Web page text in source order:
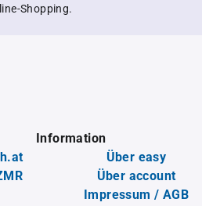
Shopping.
Information
Über easy
Über account
Impressum / AGB